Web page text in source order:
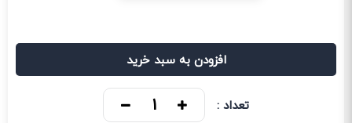
افزودن به سبد خرید
تعداد :